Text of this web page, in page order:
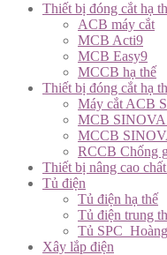
Thiết bị đóng cắt hạ
ACB máy cắt
MCB Acti9
MCB Easy9
MCCB hạ thế
Thiết bị đóng cắt hạ
Máy cắt ACB
MCB SINOVA
MCCB
RCCB Chống
Thiết bị nâng cao
Tủ điện
Tủ điện hạ thế
Tủ điện trung
Tủ
Xây lắp điện